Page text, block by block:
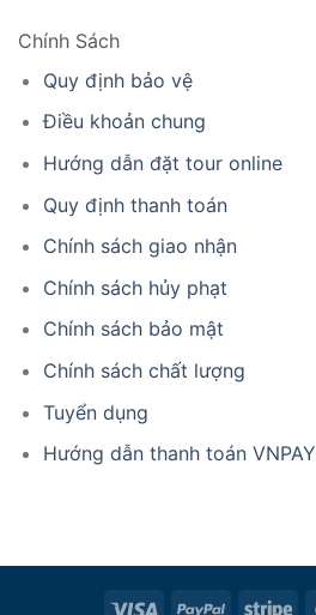
Chính Sách
Quy định bảo vệ
Điều khoản chung
Hướng dẫn đặt tour online
Quy định thanh toán
Chính sách giao nhận
Chính sách hủy phạt
Chính sách bảo mật
Chính sách chất lượng
Tuyển dụng
Hướng dẫn thanh toán VNPAY